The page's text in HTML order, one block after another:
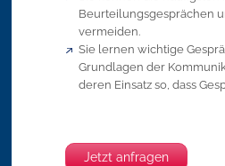
Beurteilungsgesprächen
vermeiden.
Sie lernen wichtige
Grundlagen der
deren Einsatz so, dass
Jetzt anfragen